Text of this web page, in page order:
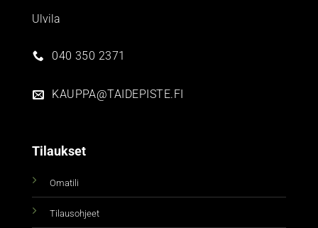
Ulvila
040 350 2371
KAUPPA@TAIDEPISTE.FI
Tilaukset
Omatili
Tilausohjeet